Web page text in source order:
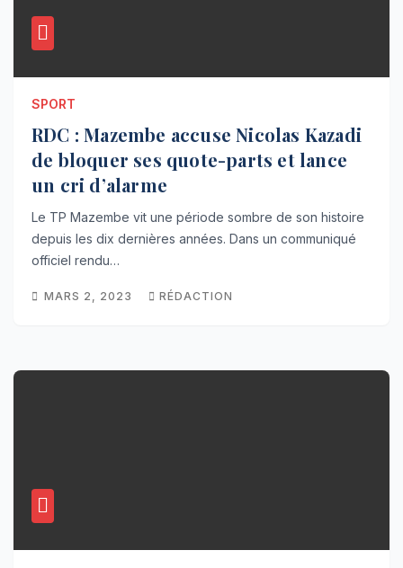
SPORT
RDC : Mazembe accuse Nicolas Kazadi
de bloquer ses quote-parts et lance
un cri d’alarme
Le TP Mazembe vit une période sombre de son histoire
depuis les dix dernières années. Dans un communiqué
officiel rendu…
MARS 2, 2023 RÉDACTION